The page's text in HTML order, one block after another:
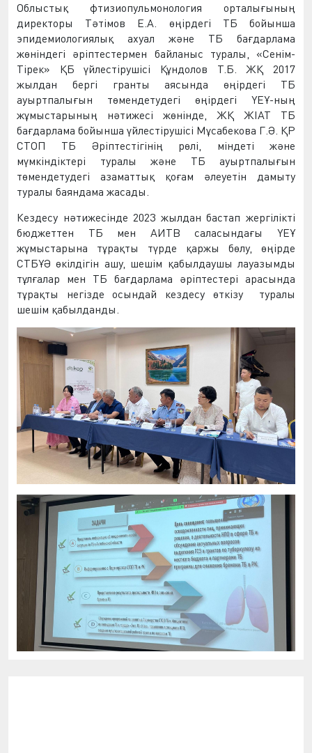
Облыстық фтизиопульмонология орталығының
директоры Тәтімов Е.А. өңірдегі ТБ бойынша
эпидемиологиялық ахуал және ТБ бағдарлама
жөніндегі әріптестермен байланыс туралы, «Сенім-
Тірек» ҚБ үйлестірушісі Құндолов Т.Б. ЖҚ 2017
жылдан бергі гранты аясында өңірдегі ТБ
ауыртпалығын төмендетудегі өңірдегі ҮЕҰ-ның
жұмыстарының нәтижесі жөнінде, ЖҚ ЖІАТ ТБ
бағдарлама бойынша үйлестірушісі Мұсабекова Г.Ә. ҚР
СТОП ТБ Әріптестігінің рөлі, міндеті және
мүмкіндіктері туралы және ТБ ауыртпалығын
төмендетудегі азаматтық қоғам әлеуетін дамыту
туралы баяндама жасады.
Кездесу нәтижесінде 2023 жылдан бастап жергілікті
бюджеттен ТБ мен АИТВ саласындағы ҮЕҰ
жұмыстарына тұрақты түрде қаржы бөлу, өңірде
СТБҰӘ өкілдігін ашу, шешім қабылдаушы лауазымды
тұлғалар мен ТБ бағдарлама әріптестері арасында
тұрақты негізде осындай кездесу өткізу туралы
шешім қабылданды.